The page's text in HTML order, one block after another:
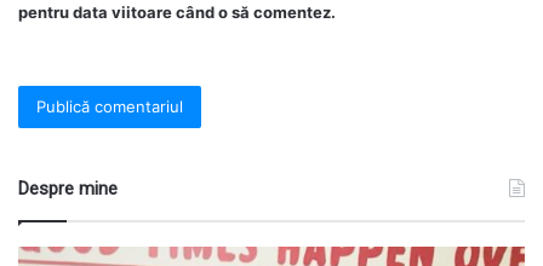
pentru data viitoare când o să comentez.
Despre mine